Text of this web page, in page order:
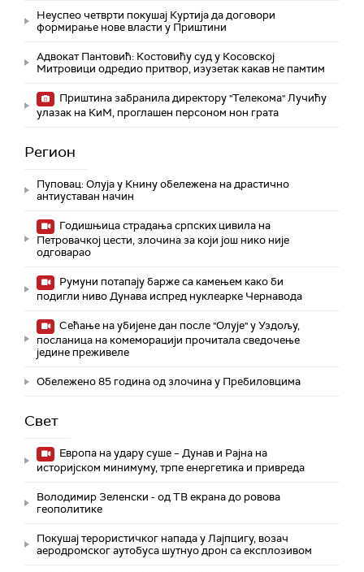
Неуспео четврти покушај Куртија да договори
формирање нове власти у Приштини
Адвокат Пантовић: Костовићу суд у Косовској
Митровици одредио притвор, изузетак какав не памтим
Приштина забранила директору "Телекома" Лучићу
улазак на КиМ, проглашен персоном нон грата
Регион
Пуповац: Олуја у Книну обележена на драстично
антиуставан начин
Годишњица страдања српских цивила на
Петровачкој цести, злочина за који још нико није
одговарао
Румуни потапају барже са камењем како би
подигли ниво Дунава испред нуклеарке Чернавода
Сећање на убијене дан после "Олује" у Уздољу,
посланица на комеморацији прочитала сведочење
једине преживеле
Обележено 85 година од злочина у Пребиловцима
Свет
Европа на удару суше – Дунав и Рајна на
историјском минимуму, трпе енергетика и привреда
Володимир Зеленски - од ТВ екрана до ровова
геополитике
Покушај терористичког напада у Лајпцигу, возач
аеродромског аутобуса шутнуо дрон са експлозивом